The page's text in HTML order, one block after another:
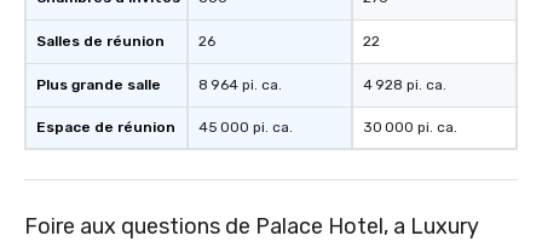
Memorable
experienced, and all
remember. Our one-
are special, from the
will reminisce about
One of the best
Salles de réunion
Plus grande salle
Espace de réunion
26
8 964 pi. ca.
45 000 pi. ca.
22
4 928 pi. ca.
30 000 pi. ca.
Foire aux questions de Palace Hotel, a Luxury